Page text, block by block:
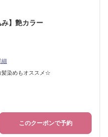
】艶カラー
細
染めもオススメ☆
このクーポンで予約